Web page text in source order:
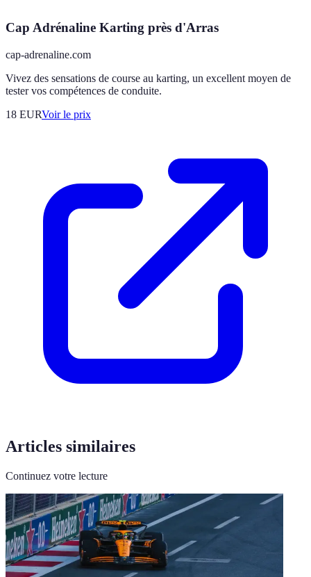
Cap Adrénaline Karting près d'Arras
cap-adrenaline.com
Vivez des sensations de course au karting, un excellent moyen de
tester vos compétences de conduite.
18 EURVoir le prix
Articles similaires
Continuez votre lecture